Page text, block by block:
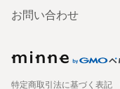
お問い合わせ
特定商取引法に基づく表記